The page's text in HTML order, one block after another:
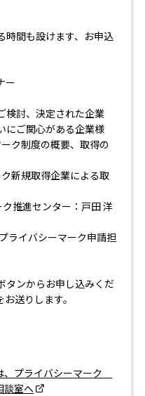
時間も設けます、お申込
ー
検討、決定された企業
にご関心がある企業様
ク制度の概要、取得の
新規取得企業による取
推進センター：戸田 洋
イバシーマーク申請担
タンからお申し込みくだ
送りします。
、プライバシーマーク
談室へ